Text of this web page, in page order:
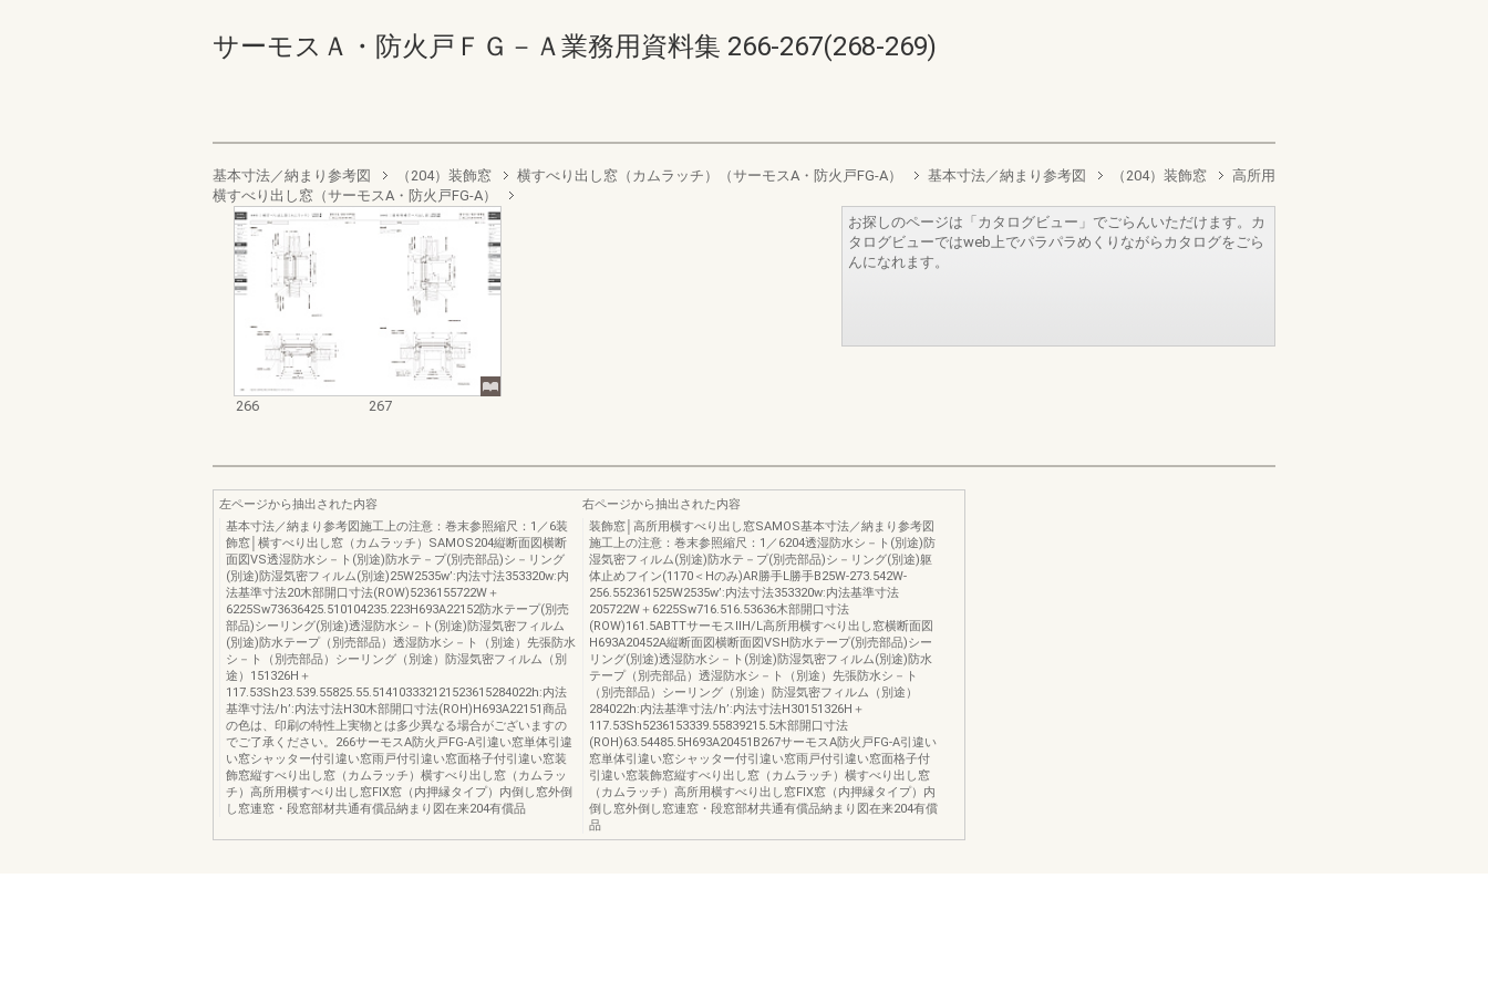
サーモスＡ・防火戸ＦＧ－Ａ業務用資料集 266-267(268-269)
基本寸法／納まり参考図 （204）装飾窓 横すべり出し窓（カムラッチ）（サーモスA・防火戸FG-A） 基本寸法／納まり参考図 （204）装飾窓
高所用
横すべり出し窓（サーモスA・防火戸FG-A）
266 267
お探しのページは「カタログビュー」でごらんいただけます。カ
タログビューではweb上でパラパラめくりながらカタログをごら
んになれます。
左ページから抽出された内容
基本寸法／納まり参考図施工上の注意：巻末参照縮尺：1／6装
飾窓│横すべり出し窓（カムラッチ）SAMOS204縦断面図横断
面図VS透湿防水シ－ト(別途)防水テ－プ(別売部品)シ－リング
(別途)防湿気密フィルム(別途)25W2535w’:内法寸法353320w:内
法基準寸法20木部開口寸法(ROW)5236155722W＋
6225Sw73636425.510104235.223H693A22152防水テープ(別売
部品)シーリング(別途)透湿防水シ－ト(別途)防湿気密フィルム
(別途)防水テープ（別売部品）透湿防水シ－ト（別途）先張防水
シ－ト（別売部品）シーリング（別途）防湿気密フィルム（別
途）151326H＋
117.53Sh23.539.55825.55.514103332121523615284022h:内法
基準寸法/h’:内法寸法H30木部開口寸法(ROH)H693A22151商品
の色は、印刷の特性上実物とは多少異なる場合がございますの
でご了承ください。266サーモスA防火戸FG-A引違い窓単体引違
い窓シャッター付引違い窓雨戸付引違い窓面格子付引違い窓装
飾窓縦すべり出し窓（カムラッチ）横すべり出し窓（カムラッ
チ）高所用横すべり出し窓FIX窓（内押縁タイプ）内倒し窓外倒
し窓連窓・段窓部材共通有償品納まり図在来204有償品
右ページから抽出された内容
装飾窓│高所用横すべり出し窓SAMOS基本寸法／納まり参考図
施工上の注意：巻末参照縮尺：1／6204透湿防水シ－ト(別途)防
湿気密フィルム(別途)防水テ－プ(別売部品)シ－リング(別途)躯
体止めフイン(1170＜Hのみ)AR勝手L勝手B25W-273.542W-
256.552361525W2535w’:内法寸法353320w:内法基準寸法
205722W＋6225Sw716.516.53636木部開口寸法
(ROW)161.5ABTTサーモスⅡH/L高所用横すべり出し窓横断面図
H693A20452A縦断面図横断面図VSH防水テープ(別売部品)シー
リング(別途)透湿防水シ－ト(別途)防湿気密フィルム(別途)防水
テープ（別売部品）透湿防水シ－ト（別途）先張防水シ－ト
（別売部品）シーリング（別途）防湿気密フィルム（別途）
284022h:内法基準寸法/h’:内法寸法H30151326H＋
117.53Sh5236153339.55839215.5木部開口寸法
(ROH)63.54485.5H693A20451B267サーモスA防火戸FG-A引違い
窓単体引違い窓シャッター付引違い窓雨戸付引違い窓面格子付
引違い窓装飾窓縦すべり出し窓（カムラッチ）横すべり出し窓
（カムラッチ）高所用横すべり出し窓FIX窓（内押縁タイプ）内
倒し窓外倒し窓連窓・段窓部材共通有償品納まり図在来204有償
品